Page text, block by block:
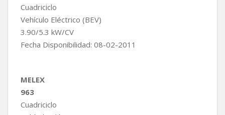
Cuadriciclo
Vehículo Eléctrico (BEV)
3.90/5.3 kW/CV
Fecha Disponibilidad: 08-02-2011
MELEX
963
Cuadriciclo